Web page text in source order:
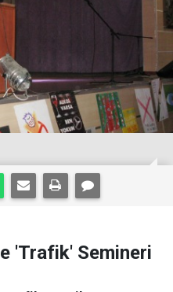
'Trafik' Semineri